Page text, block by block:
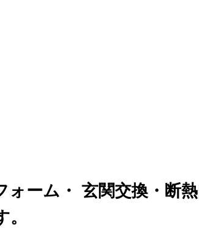
ォーム・ 玄関交換・断